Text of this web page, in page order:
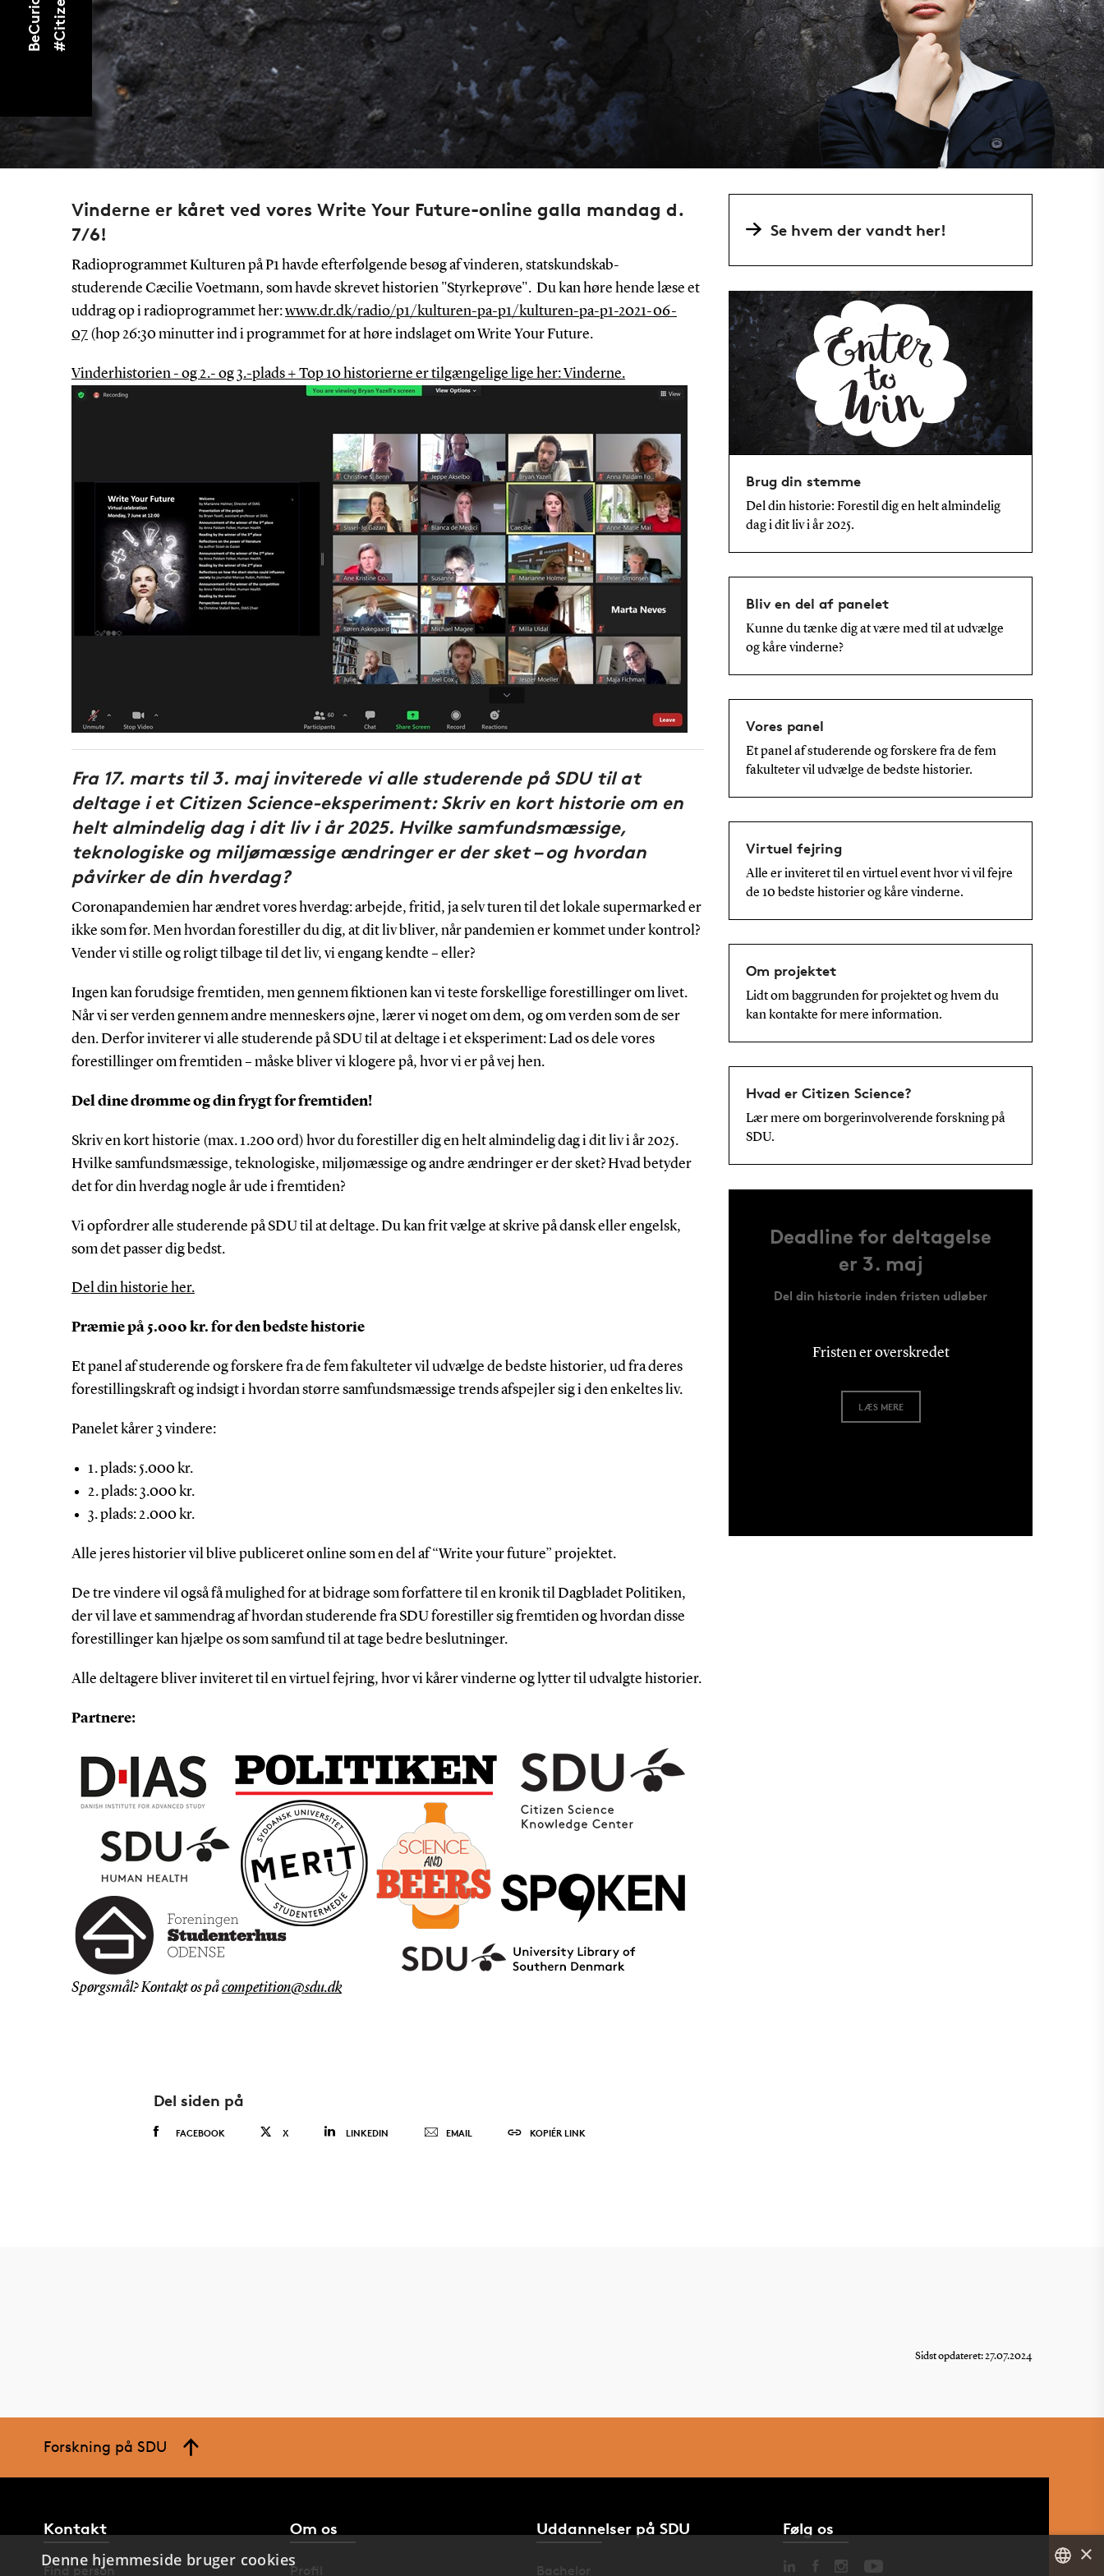
B
e
C
u
r
i
o
u
s
#
C
i
t
i
z
e
n
S
c
i
e
n
c
Vinderne er kåret ved vores Write Your Future-online galla mandag d.
7/6!
Radioprogrammet Kulturen på P1 havde efterfølgende besøg af vinderen, statskundskab-
studerende Cæcilie Voetmann, som havde skrevet historien "Styrkeprøve". Du kan høre hende læse et
uddrag op i radioprogrammet her:www.dr.dk/radio/p1/kulturen-pa-p1/kulturen-pa-p1-2021-06-
07(hop 26:30 minutter ind i programmet for at høre indslaget om Write Your Future.
Vinderhistorien - og 2.- og 3.-plads + Top 10 historierne er tilgængelige lige her: Vinderne.
Fra 17. marts til 3. maj inviterede vi alle studerende på SDU til at
deltage i et Citizen Science-eksperiment: Skriv en kort historie om en
helt almindelig dag i dit liv i år 2025. Hvilke samfundsmæssige,
teknologiske og miljømæssige ændringer er der sket – og hvordan
påvirker de din hverdag?
Coronapandemien har ændret vores hverdag: arbejde, fritid, ja selv turen til det lokale supermarked er
ikke som før. Men hvordan forestiller du dig, at dit liv bliver, når pandemien er kommet under kontrol?
Vender vi stille og roligt tilbage til det liv, vi engang kendte – eller?
Ingen kan forudsige fremtiden, men gennem fiktionen kan vi teste forskellige forestillinger om livet.
Når vi ser verden gennem andre menneskers øjne, lærer vi noget om dem, og om verden som de ser
den. Derfor inviterer vi alle studerende på SDU til at deltage i et eksperiment: Lad os dele vores
forestillinger om fremtiden – måske bliver vi klogere på, hvor vi er på vej hen.
Del dine drømme og din frygt for fremtiden!
Skriv en kort historie (max. 1.200 ord) hvor du forestiller dig en helt almindelig dag i dit liv i år 2025.
Hvilke samfundsmæssige, teknologiske, miljømæssige og andre ændringer er der sket? Hvad betyder
det for din hverdag nogle år ude i fremtiden?
Vi opfordrer alle studerende på SDU til at deltage. Du kan frit vælge at skrive på dansk eller engelsk,
som det passer dig bedst.
Del din historie her.
Præmie på 5.000 kr. for den bedste historie
Et panel af studerende og forskere fra de fem fakulteter vil udvælge de bedste historier, ud fra deres
forestillingskraft og indsigt i hvordan større samfundsmæssige trends afspejler sig i den enkeltes liv.
Panelet kårer 3 vindere:
1. plads: 5.000 kr.
2. plads: 3.000 kr.
3. plads: 2.000 kr.
Alle jeres historier vil blive publiceret online som en del af “Write your future” projektet.
De tre vindere vil også få mulighed for at bidrage som forfattere til en kronik til Dagbladet Politiken,
der vil lave et sammendrag af hvordan studerende fra SDU forestiller sig fremtiden og hvordan disse
forestillinger kan hjælpe os som samfund til at tage bedre beslutninger.
Alle deltagere bliver inviteret til en virtuel fejring, hvor vi kårer vinderne og lytter til udvalgte historier.
Partnere:
Spørgsmål? Kontakt os påcompetition@sdu.dk
Se hvem der vandt her!
Brug din stemme
Del din historie: Forestil dig en helt almindelig
dag i dit liv i år 2025.
Bliv en del af panelet
Kunne du tænke dig at være med til at udvælge
og kåre vinderne?
Vores panel
Et panel af studerende og forskere fra de fem
fakulteter vil udvælge de bedste historier.
Virtuel fejring
Alle er inviteret til en virtuel event hvor vi vil fejre
de 10 bedste historier og kåre vinderne.
Om projektet
Lidt om baggrunden for projektet og hvem du
kan kontakte for mere information.
Hvad er Citizen Science?
Lær mere om borgerinvolverende forskning på
SDU.
Deadline for deltagelse
er 3. maj
Del din historie inden fristen udløber
Fristen er overskredet
LÆS MERE
Del siden på
FACEBOOK X LINKEDIN EMAIL KOPIÉR LINK
Sidst opdateret: 27.07.2024
Forskning på SDU
Kontakt
Find person
Om os
Profil
Uddannelser på SDU
Bachelor
Følg os
×
Denne hjemmeside bruger cookies